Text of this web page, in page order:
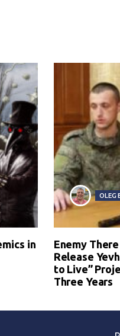
in
OLEG
Enemy
Release
to Live”
Three Years